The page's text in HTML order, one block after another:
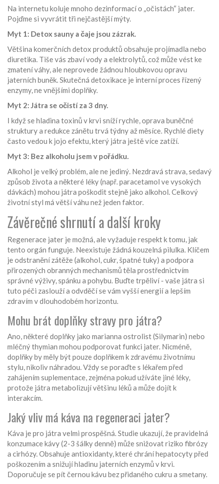
Na internetu koluje mnoho dezinformací o „očistách“ jater.
Pojďme si vyvrátit tři nejčastější mýty.
Myt 1: Detox sauny a čaje jsou zázrak.
Většina komerčních detox produktů obsahuje projímadla nebo
diuretika. Tiše vás zbaví vody a elektrolytů, což může vést ke
zmatení váhy, ale neprovede žádnou hloubkovou opravu
jaterních buněk. Skutečná detoxikace je interní proces řízený
enzymy, ne vnějšími doplňky.
Myt 2: Játra se očistí za 3 dny.
I když se hladina toxinů v krvi sníží rychle, oprava buněčné
struktury a redukce zánětu trvá týdny až měsíce. Rychlé diety
často vedou k jojo efektu, který játra ještě více zatíží.
Myt 3: Bez alkoholu jsem v pořádku.
Alkohol je velký problém, ale ne jediný. Nezdravá strava, sedavý
způsob života a některé léky (např. paracetamol ve vysokých
dávkách) mohou játra poškodit stejně jako alkohol. Celkový
životní styl má větší váhu než jeden faktor.
Závěrečné shrnutí a další kroky
Regenerace jater je možná, ale vyžaduje respekt k tomu, jak
tento orgán funguje. Neexistuje žádná kouzelná pilulka. Klíčem
je odstranění zátěže (alkohol, cukr, špatné tuky) a podpora
přirozených obranných mechanismů těla prostřednictvím
správné výživy, spánku a pohybu. Buďte trpěliví - vaše játra si
tuto péči zaslouží a odvděčí se vám vyšší energií a lepším
zdravím v dlouhodobém horizontu.
Mohu brát doplňky stravy pro játra?
Ano, některé doplňky jako marianna ostrolist (Silymarin) nebo
mléčný thymian mohou podporovat funkci jater. Nicméně,
doplňky by měly být pouze doplňkem k zdravému životnímu
stylu, nikoliv náhradou. Vždy se poraďte s lékařem před
zahájením suplementace, zejména pokud užíváte jiné léky,
protože játra metabolizují většinu léků a může dojít k
interakcím.
Jaký vliv má káva na regeneraci jater?
Káva je pro játra velmi prospěšná. Studie ukazují, že pravidelná
konzumace kávy (2-3 šálky denně) může snižovat riziko fibrózy
a cirhózy. Obsahuje antioxidanty, které chrání hepatocyty před
poškozením a snižují hladinu jaterních enzymů v krvi.
Doporučuje se pít černou kávu bez přidaného cukru a smetany.